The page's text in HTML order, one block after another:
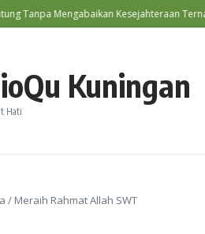
Mengabaikan Kesejahteraan Ternak
Kuningan
Hati
/ Meraih Rahmat Allah SWT